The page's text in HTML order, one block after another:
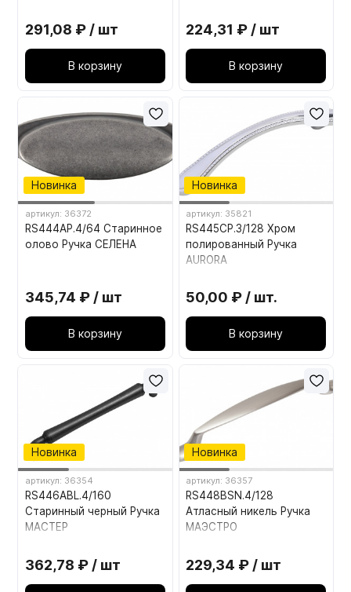
291,08 ₽ / шт
В корзину
224,31 ₽ / шт
В корзину
Новинка
артикул: 36372
RS444AP.4/64 Старинное
олово Ручка СЕЛЕНА
345,74 ₽ / шт
В корзину
Новинка
артикул: 35821
RS445CP.3/128 Хром
полированный Ручка
AURORA
50,00 ₽ / шт.
В корзину
Новинка
артикул: 36354
RS446ABL.4/160
Старинный черный Ручка
МАСТЕР
362,78 ₽ / шт
Новинка
артикул: 36357
RS448BSN.4/128
Атласный никель Ручка
МАЭСТРО
229,34 ₽ / шт